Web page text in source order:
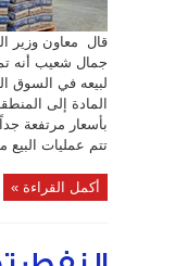
قال معاون وزير
جمال شعيب أنه
لبيعه في السوق
المادة إلى
بأسعار مرتفعة
تتم عمليات
أكمل القراءة »